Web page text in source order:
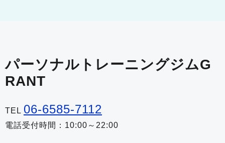
パーソナルトレーニングジムG
RANT
TEL 06-6585-7112
電話受付時間：10:00～22:00